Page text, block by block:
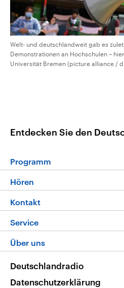
Welt- und deutschlandweit gab es
Demonstrationen an Hochschulen –
Universität Bremen (picture alliance /
Entdecken Sie den
Programm
Programm
Die Nachrichten
Nachrichtenleicht
Neue Beiträge auf
Hören
Livestream
Podcasts
Deutschlandfunk App
Nachrichten App
Frequenzen
Kontakt
Hörerservice
Service
FAQ
Veranstaltungen
Über uns
Deutschlandradio
Datenschutzerklärung